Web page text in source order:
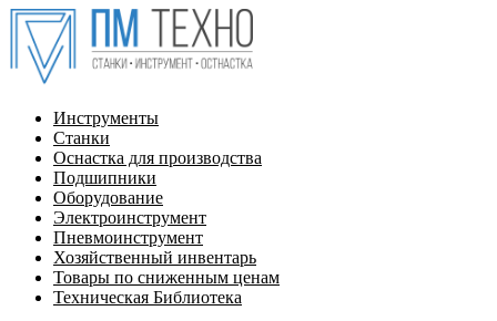
Инструменты
Станки
Оснастка для производства
Подшипники
Оборудование
Электроинструмент
Пневмоинструмент
Хозяйственный инвентарь
Товары по сниженным ценам
Техническая Библиотека